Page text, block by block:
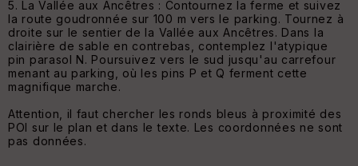
5. La Vallée aux Ancêtres : Contournez la ferme et suivez
la route goudronnée sur 100 m vers le parking. Tournez à
droite sur le sentier de la Vallée aux Ancêtres. Dans la
clairière de sable en contrebas, contemplez l'atypique
pin parasol N. Poursuivez vers le sud jusqu'au carrefour
menant au parking, où les pins P et Q ferment cette
magnifique marche.
Attention, il faut chercher les ronds bleus à proximité des
POI sur le plan et dans le texte. Les coordonnées ne sont
pas données.